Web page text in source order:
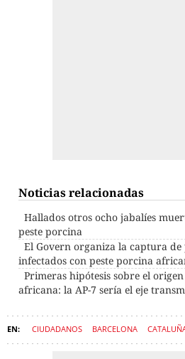
Noticias relacionadas
Hallados otros ocho jabalíes
peste porcina
El Govern organiza la captura de
infectados con peste porcina
Primeras hipótesis sobre el
africana: la AP-7 sería el eje
CIUDADANOS BARCELONA